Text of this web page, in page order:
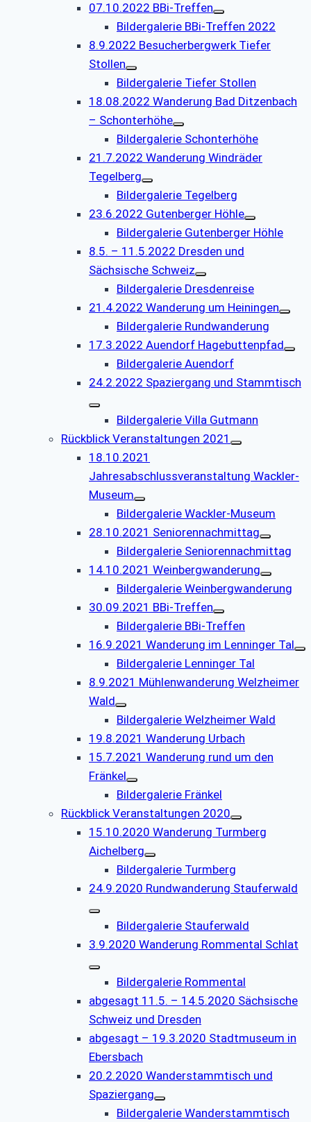
07.10.2022 BBi-Treffen
Bildergalerie BBi-Treffen 2022
8.9.2022 Besucherbergwerk Tiefer
Stollen
Bildergalerie Tiefer Stollen
18.08.2022 Wanderung Bad Ditzenbach
– Schonterhöhe
Bildergalerie Schonterhöhe
21.7.2022 Wanderung Windräder
Tegelberg
Bildergalerie Tegelberg
23.6.2022 Gutenberger Höhle
Bildergalerie Gutenberger Höhle
8.5. – 11.5.2022 Dresden und
Sächsische Schweiz
Bildergalerie Dresdenreise
21.4.2022 Wanderung um Heiningen
Bildergalerie Rundwanderung
17.3.2022 Auendorf Hagebuttenpfad
Bildergalerie Auendorf
24.2.2022 Spaziergang und Stammtisch
Bildergalerie Villa Gutmann
Rückblick Veranstaltungen 2021
18.10.2021
Jahresabschlussveranstaltung Wackler-
Museum
Bildergalerie Wackler-Museum
28.10.2021 Seniorennachmittag
Bildergalerie Seniorennachmittag
14.10.2021 Weinbergwanderung
Bildergalerie Weinbergwanderung
30.09.2021 BBi-Treffen
Bildergalerie BBi-Treffen
16.9.2021 Wanderung im Lenninger Tal
Bildergalerie Lenninger Tal
8.9.2021 Mühlenwanderung Welzheimer
Wald
Bildergalerie Welzheimer Wald
19.8.2021 Wanderung Urbach
15.7.2021 Wanderung rund um den
Fränkel
Bildergalerie Fränkel
Rückblick Veranstaltungen 2020
15.10.2020 Wanderung Turmberg
Aichelberg
Bildergalerie Turmberg
24.9.2020 Rundwanderung Stauferwald
Bildergalerie Stauferwald
3.9.2020 Wanderung Rommental Schlat
Bildergalerie Rommental
abgesagt 11.5. – 14.5.2020 Sächsische
Schweiz und Dresden
abgesagt – 19.3.2020 Stadtmuseum in
Ebersbach
20.2.2020 Wanderstammtisch und
Spaziergang
Bildergalerie Wanderstammtisch